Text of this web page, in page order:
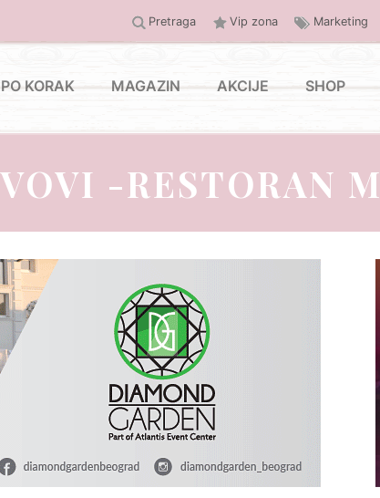
Pretraga Vip zona Marketing
KORAK MAGAZIN AKCIJE SHOP
-RESTORAN